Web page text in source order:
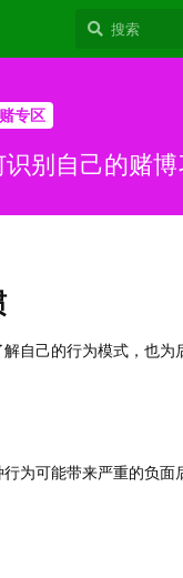
专区
别自己的赌
自己的行为模式，也为
为可能带来严重的负面